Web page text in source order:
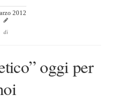
2012
di
oggi per